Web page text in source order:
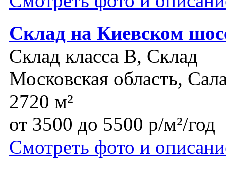
Склад на Киевском
Склад класса B, Склад
Московская область,
2720 м²
от 3500 до 5500 р/м²/год
Смотреть фото и